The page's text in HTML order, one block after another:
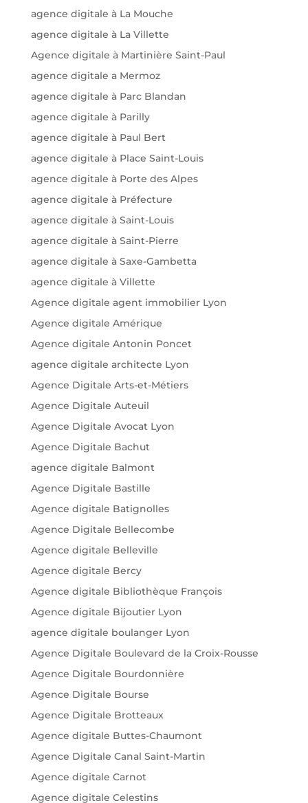
agence digitale à La Mouche
agence digitale à La Villette
Agence digitale à Martinière Saint-Paul
agence digitale a Mermoz
agence digitale à Parc Blandan
agence digitale à Parilly
agence digitale à Paul Bert
agence digitale à Place Saint-Louis
agence digitale à Porte des Alpes
agence digitale à Préfecture
agence digitale à Saint-Louis
agence digitale à Saint-Pierre
agence digitale à Saxe-Gambetta
agence digitale à Villette
Agence digitale agent immobilier Lyon
Agence digitale Amérique
Agence digitale Antonin Poncet
agence digitale architecte Lyon
Agence Digitale Arts-et-Métiers
Agence Digitale Auteuil
Agence Digitale Avocat Lyon
Agence Digitale Bachut
agence digitale Balmont
Agence Digitale Bastille
Agence digitale Batignolles
Agence Digitale Bellecombe
Agence digitale Belleville
Agence digitale Bercy
Agence digitale Bibliothèque François
Agence digitale Bijoutier Lyon
agence digitale boulanger Lyon
Agence Digitale Boulevard de la Croix-Rousse
Agence Digitale Bourdonnière
Agence Digitale Bourse
Agence Digitale Brotteaux
Agence digitale Buttes-Chaumont
Agence Digitale Canal Saint-Martin
Agence digitale Carnot
Agence digitale Celestins